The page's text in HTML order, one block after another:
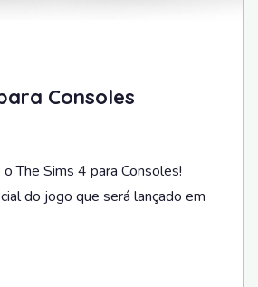
Consoles
The Sims 4 para Consoles!
do jogo que será lançado em